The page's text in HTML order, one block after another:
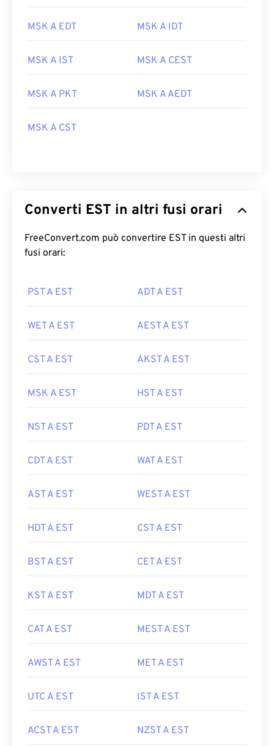
MSK A EDT MSK A IDT
MSK A IST MSK A CEST
MSK A PKT MSK A AEDT
MSK A CST
Converti EST in altri fusi orari
FreeConvert.com può convertire EST in questi altri
fusi orari:
PST A EST ADT A EST
WET A EST AEST A EST
CST A EST AKST A EST
MSK A EST HST A EST
NST A EST PDT A EST
CDT A EST WAT A EST
AST A EST WEST A EST
HDT A EST CST A EST
BST A EST CET A EST
KST A EST MDT A EST
CAT A EST MEST A EST
AWST A EST MET A EST
UTC A EST IST A EST
ACST A EST NZST A EST